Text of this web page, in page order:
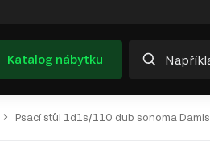
Katalog nábytku
Psací stůl 1d1s/110 dub sonoma Damis